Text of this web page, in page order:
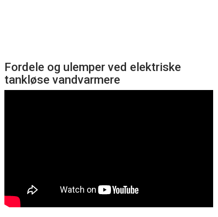
Fordele og ulemper ved elektriske
tankløse vandvarmere